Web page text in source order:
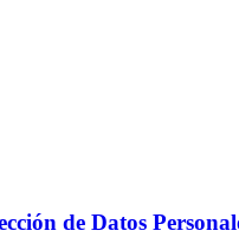
de Datos